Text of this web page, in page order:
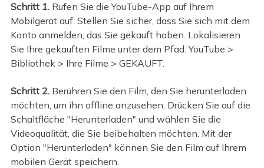
Schritt 1. Rufen Sie die YouTube-App auf Ihrem
Mobilgerät auf. Stellen Sie sicher, dass Sie sich mit dem
Konto anmelden, das Sie gekauft haben. Lokalisieren
Sie Ihre gekauften Filme unter dem Pfad: YouTube >
Bibliothek > Ihre Filme > GEKAUFT.
Schritt 2. Berühren Sie den Film, den Sie herunterladen
möchten, um ihn offline anzusehen. Drücken Sie auf die
Schaltfläche "Herunterladen" und wählen Sie die
Videoqualität, die Sie beibehalten möchten. Mit der
Option "Herunterladen" können Sie den Film auf Ihrem
mobilen Gerät speichern.